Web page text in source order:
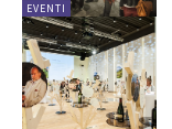
EVENTI